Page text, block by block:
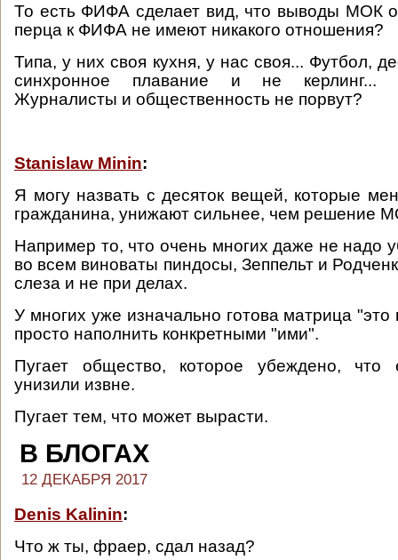
То есть ФИФА сделает вид, что выводы МОК
перца к ФИФА не имеют никакого отношения?
Типа, у них своя кухня, у нас своя... Футбол,
синхронное плавание и не керлинг...
Журналисты и общественность не порвут?
Stanislaw Minin:
Я могу назвать с десяток вещей, которые
гражданина, унижают сильнее, чем решение
Например то, что очень многих даже не надо
во всем виноваты пиндосы, Зеппельт и
слеза и не при делах.
У многих уже изначально готова матрица
просто наполнить конкретными "ими".
Пугает общество, которое убеждено,
унизили извне.
Пугает тем, что может вырасти.
В БЛОГАХ
12 ДЕКАБРЯ 2017
Denis Kalinin:
Что ж ты, фраер, сдал назад?